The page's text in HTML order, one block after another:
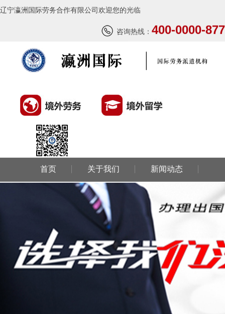
辽宁瀛洲国际劳务合作有限公司欢迎您的光临
咨询热线： 400-0000-877
首页 关于我们 新闻动态
环球留学
联系我们